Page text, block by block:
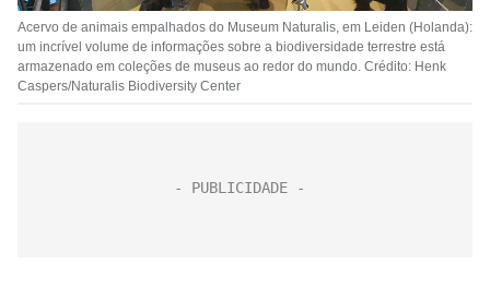
Acervo de animais empalhados do Museum Naturalis, em Leiden (Holanda):
um incrível volume de informações sobre a biodiversidade terrestre está
armazenado em coleções de museus ao redor do mundo. Crédito: Henk
Caspers/Naturalis Biodiversity Center